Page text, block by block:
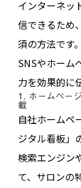
インターネッ
信できるため
須の方法です。
SNSやホーム
力を効果的に
1. ホームペー
載
自社ホームペ
ジタル看板」
検索エンジン
て、サロンの